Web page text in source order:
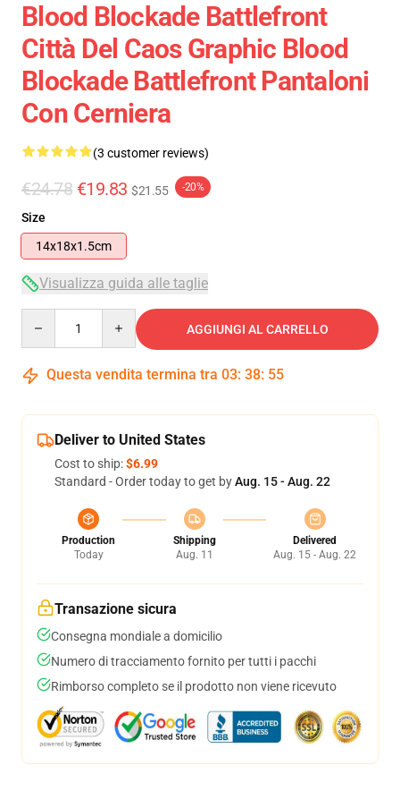
Blood Blockade Battlefront
Città Del Caos Graphic Blood
Blockade Battlefront Pantaloni
Con Cerniera
(3 customer reviews)
€24.78 €19.83 $21.55 -20%
Size
14x18x1.5cm
Visualizza guida alle taglie
AGGIUNGI AL CARRELLO
Questa vendita termina tra 03: 38: 54
Deliver to United States
Cost to ship:$6.99
Standard - Order today to get byAug. 15 - Aug. 22
Production
Today
Shipping
Aug. 11
Delivered
Aug. 15 - Aug. 22
Transazione sicura
Consegna mondiale a domicilio
Numero di tracciamento fornito per tutti i pacchi
Rimborso completo se il prodotto non viene ricevuto